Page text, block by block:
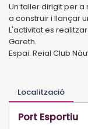
Un taller dirigit per a
a construir i llançar
L'activitat es
Gareth.
Espai: Reial Club
Localització
Port Esportiu